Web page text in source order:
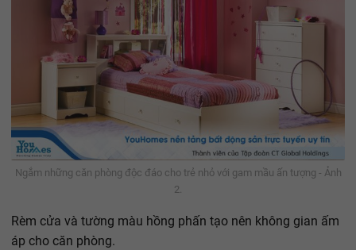
Ngắm những căn phòng độc đáo cho trẻ nhỏ với gam mầu ấn tượng - Ảnh
2.
Rèm cửa và tường màu hồng phấn tạo nên không gian ấm
áp cho căn phòng.